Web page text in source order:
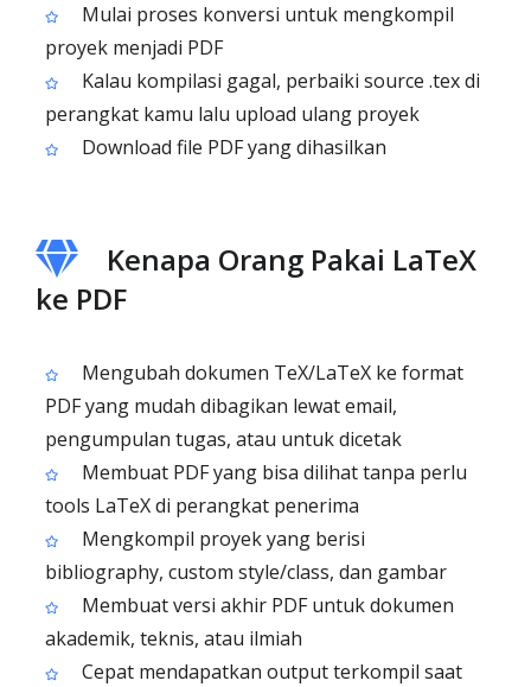
Mulai proses konversi untuk mengkompil
proyek menjadi PDF
Kalau kompilasi gagal, perbaiki source .tex di
perangkat kamu lalu upload ulang proyek
Download file PDF yang dihasilkan
Kenapa Orang Pakai LaTeX
ke PDF
Mengubah dokumen TeX/LaTeX ke format
PDF yang mudah dibagikan lewat email,
pengumpulan tugas, atau untuk dicetak
Membuat PDF yang bisa dilihat tanpa perlu
tools LaTeX di perangkat penerima
Mengkompil proyek yang berisi
bibliography, custom style/class, dan gambar
Membuat versi akhir PDF untuk dokumen
akademik, teknis, atau ilmiah
Cepat mendapatkan output terkompil saat